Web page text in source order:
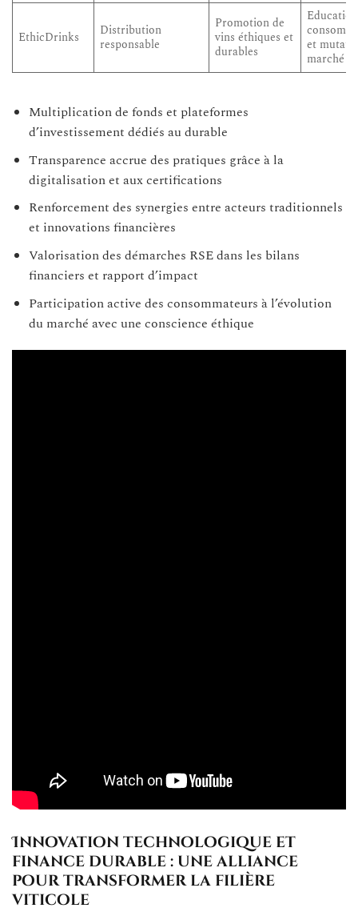
EthicDrinks
Distribution
responsable
Promotion de
vins éthiques et
durables
et
marché
Multiplication de fonds et plateformes
d’investissement dédiés au durable
Transparence accrue des pratiques grâce à la
digitalisation et aux certifications
Renforcement des synergies entre acteurs traditionnels
et innovations financières
Valorisation des démarches RSE dans les bilans
financiers et rapport d’impact
Participation active des consommateurs à l’évolution
du marché avec une conscience éthique
Innovation technologique et
finance durable : une alliance
pour transformer la filière
viticole